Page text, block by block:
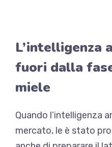
L’intelligenza
fuori dalla
miele
Quando l’intelligenza
mercato, le è stato